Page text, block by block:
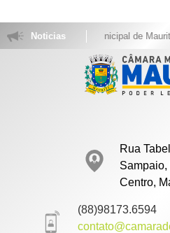
Noticias
A Câmara Municipal de
Rua
Centro,
(88)98173.6594